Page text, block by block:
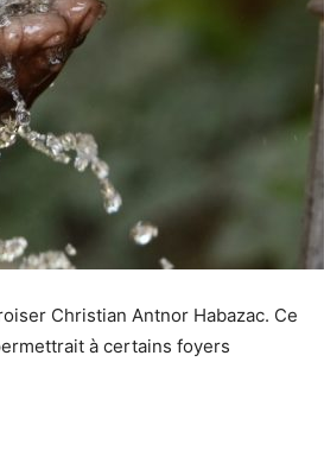
Christian Antnor Habazac. Ce
à certains foyers